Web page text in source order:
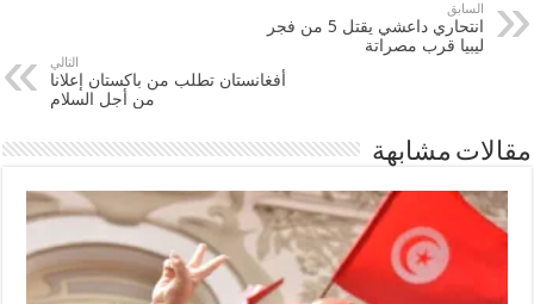
السابق
انتحاري داعشي يقتل 5 من فجر
ليبيا قرب مصراتة
التالي
أفغانستان تطلب من باكستان إعلانا
من أجل السلام
مقالات مشابهة